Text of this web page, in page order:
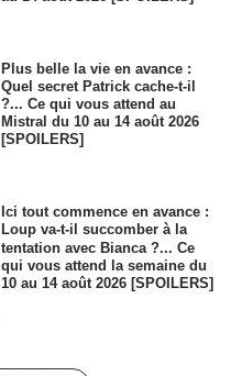
Plus belle la vie en avance :
Quel secret Patrick cache-t-il
?... Ce qui vous attend au
Mistral du 10 au 14 août 2026
[SPOILERS]
Ici tout commence en avance :
Loup va-t-il succomber à la
tentation avec Bianca ?... Ce
qui vous attend la semaine du
10 au 14 août 2026 [SPOILERS]